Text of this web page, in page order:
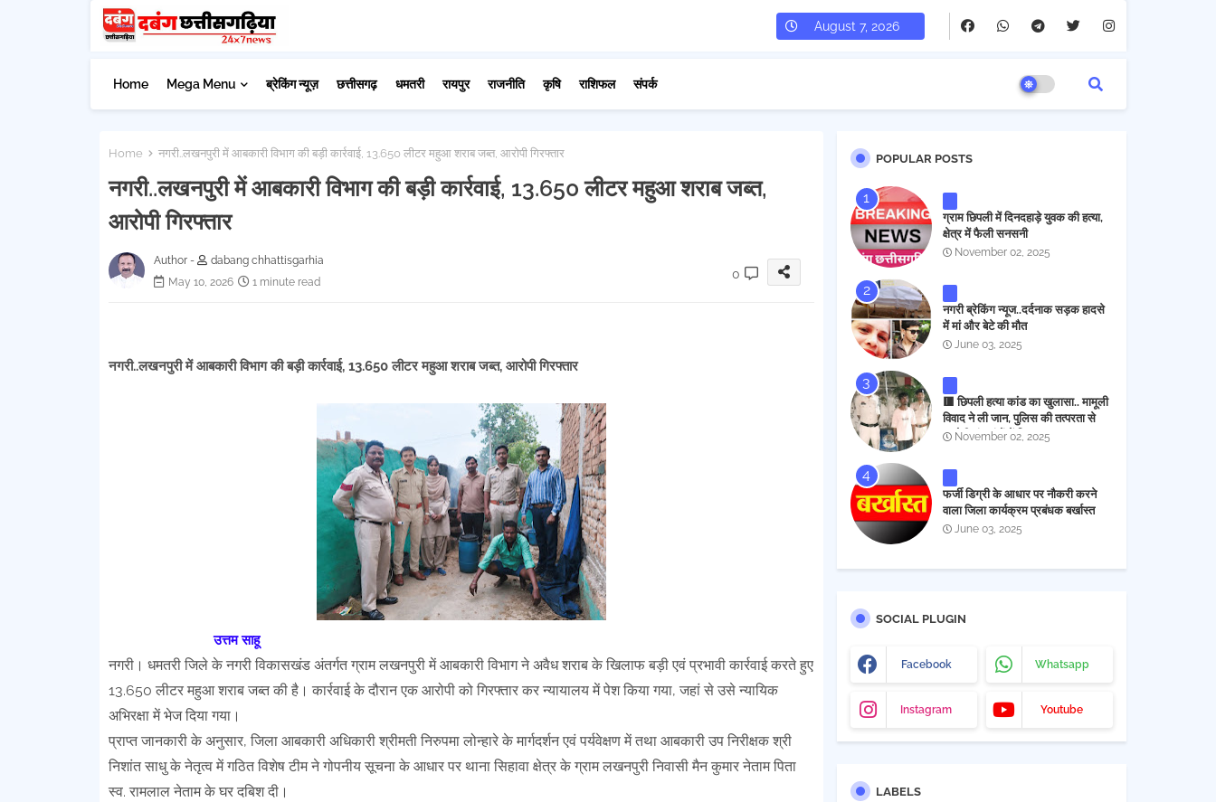
August 7, 2026
Home Mega Menu ब्रेकिंग न्यूज़ छत्तीसगढ़ धमतरी रायपुर राजनीति कृषि राशिफल संपर्क
Home नगरी..लखनपुरी में आबकारी विभाग की बड़ी कार्रवाई, 13.650 लीटर महुआ शराब जब्त, आरोपी गिरफ्तार
नगरी..लखनपुरी में आबकारी विभाग की बड़ी कार्रवाई, 13.650 लीटर महुआ शराब जब्त,
आरोपी गिरफ्तार
Author -
dabang chhattisgarhia
May 10, 2026
1 minute read
0
नगरी..लखनपुरी में आबकारी विभाग की बड़ी कार्रवाई, 13.650 लीटर महुआ शराब जब्त, आरोपी गिरफ्तार
उत्तम साहू
नगरी। धमतरी जिले के नगरी विकासखंड अंतर्गत ग्राम लखनपुरी में आबकारी विभाग ने अवैध शराब के खिलाफ बड़ी एवं प्रभावी कार्रवाई करते हुए
13.650 लीटर महुआ शराब जब्त की है। कार्रवाई के दौरान एक आरोपी को गिरफ्तार कर न्यायालय में पेश किया गया, जहां से उसे न्यायिक
अभिरक्षा में भेज दिया गया।
प्राप्त जानकारी के अनुसार, जिला आबकारी अधिकारी श्रीमती निरुपमा लोन्हारे के मार्गदर्शन एवं पर्यवेक्षण में तथा आबकारी उप निरीक्षक श्री
निशांत साधु के नेतृत्व में गठित विशेष टीम ने गोपनीय सूचना के आधार पर थाना सिहावा क्षेत्र के ग्राम लखनपुरी निवासी मैन कुमार नेताम पिता
स्व. रामलाल नेताम के घर दबिश दी।
POPULAR POSTS
ग्राम छिपली में दिनदहाड़े युवक की हत्या,
क्षेत्र में फैली सनसनी
November 02, 2025
नगरी ब्रेकिंग न्यूज..दर्दनाक सड़क हादसे
में मां और बेटे की मौत
June 03, 2025
🟥 छिपली हत्या कांड का खुलासा.. मामूली
विवाद ने ली जान, पुलिस की तत्परता से
आरोपी चंद घंटों में गिरफ्तार
November 02, 2025
फर्जी डिग्री के आधार पर नौकरी करने
वाला जिला कार्यक्रम प्रबंधक बर्खास्त
June 03, 2025
SOCIAL PLUGIN
Facebook Whatsapp
Instagram Youtube
LABELS